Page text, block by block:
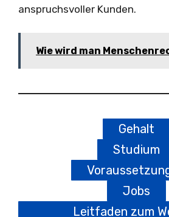
anspruchsvoller Kunden.
Wie wird man
Gehalt
Studium
Jobs
Leitfaden zum